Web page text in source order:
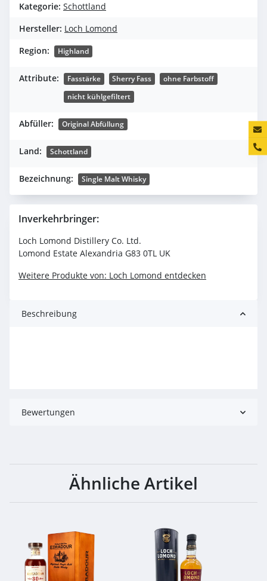
Kategorie: Schottland
Hersteller: Loch Lomond
Region:
Highland
Attribute: Fasstärke Sherry Fass
ohne Farbstoff
nicht kühlgefiltert
Abfüller: Original Abfüllung
Land: Schottland
Bezeichnung: Single Malt Whisky
Inverkehrbringer:
Loch Lomond Distillery Co. Ltd.
Lomond Estate Alexandria G83 0TL UK
Weitere Produkte von: Loch Lomond entdecken
Beschreibung
Bewertungen
Ähnliche Artikel